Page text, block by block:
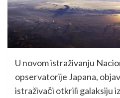
U novom istraživanju
opservatorije Japana,
istraživači otkrili galaksiju